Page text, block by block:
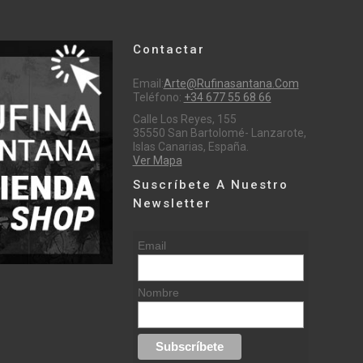
Contactar
Email:Arte@rufinasantana.com
Teléfono: +34 677 55 68 66
Calle Los Reyes, 155
35550 San Bartolomé- Lanzarote,
Islas Canarias, España.
Ver Mapa
Suscríbete A Nuestro
Newsletter
Email
Nombre